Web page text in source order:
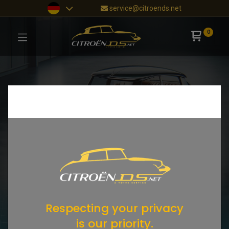
service@citroends.net
0
Respecting your privacy
is our priority.